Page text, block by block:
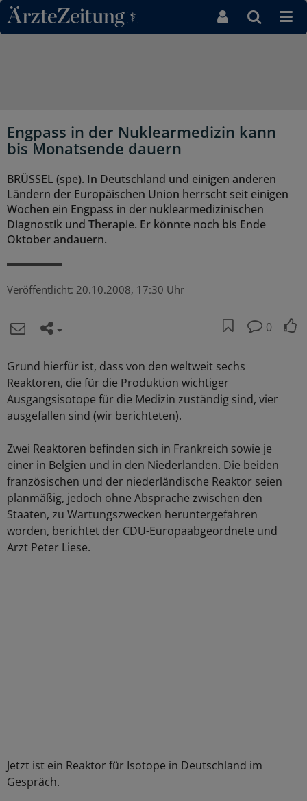
Direkt zum Inhaltsbereich
Engpass in der Nuklearmedizin kann
bis Monatsende dauern
BRÜSSEL (spe). In Deutschland und einigen anderen
Ländern der Europäischen Union herrscht seit einigen
Wochen ein Engpass in der nuklearmedizinischen
Diagnostik und Therapie. Er könnte noch bis Ende
Oktober andauern.
Veröffentlicht: 20.10.2008, 17:30 Uhr
0
Grund hierfür ist, dass von den weltweit sechs
Reaktoren, die für die Produktion wichtiger
Ausgangsisotope für die Medizin zuständig sind, vier
ausgefallen sind (wir berichteten).
Zwei Reaktoren befinden sich in Frankreich sowie je
einer in Belgien und in den Niederlanden. Die beiden
französischen und der niederländische Reaktor seien
planmäßig, jedoch ohne Absprache zwischen den
Staaten, zu Wartungszwecken heruntergefahren
worden, berichtet der CDU-Europaabgeordnete und
Arzt Peter Liese.
Jetzt ist ein Reaktor für Isotope in Deutschland im
Gespräch.